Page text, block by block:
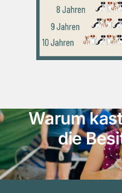
Warum
die